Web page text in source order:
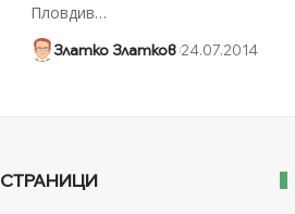
Пловдив…
Златко Златков 24.07.2014
СТРАНИЦИ